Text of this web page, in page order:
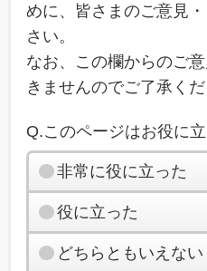
めに、皆さまのご意見
さい。
なお、この欄からのご
きませんのでご了承くだ
Q.このページはお役に
非常に役に立った
役に立った
どちらともいえない